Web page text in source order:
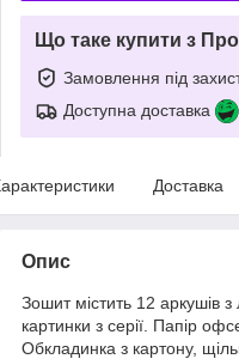
Що таке купити з
Замовлення під
Доступна доставка
Доставка
Опис
Зошит містить 12 аркушів
картинки з серії. Папір
Обкладинка з картону,